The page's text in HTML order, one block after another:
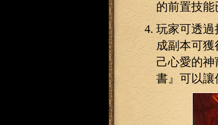
的前置技能
玩家可透
成副本可
己心愛的
書』可以讓